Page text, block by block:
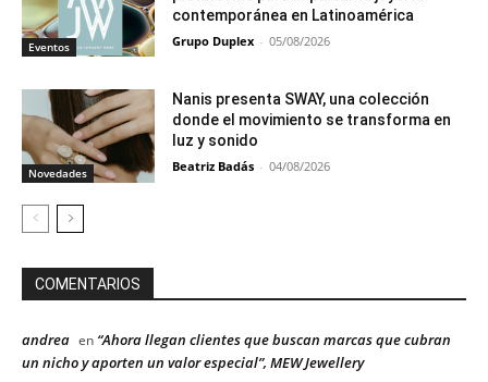
Eventos
contemporánea en Latinoamérica
Grupo Duplex - 05/08/2026
Novedades
Nanis presenta SWAY, una colección
donde el movimiento se transforma en
luz y sonido
Beatriz Badás - 04/08/2026
COMENTARIOS
andrea en “Ahora llegan clientes que buscan marcas que cubran
un nicho y aporten un valor especial”, MEW Jewellery